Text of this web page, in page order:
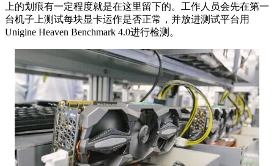
上的划痕有一定程度就是在这里留下的。工作人员会先在第一
台机子上测试每块显卡运作是否正常，并放进测试平台用
Unigine Heaven Benchmark 4.0进行检测。